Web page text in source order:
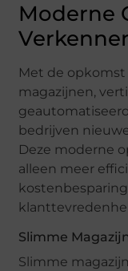
Moderne
Met de
magazijnen,
bedrijven
Deze moderne
alleen meer
Slimme
Slimme